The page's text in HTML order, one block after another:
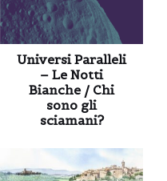
Universi Paralleli
– Le Notti
Bianche / Chi
sono gli
sciamani?